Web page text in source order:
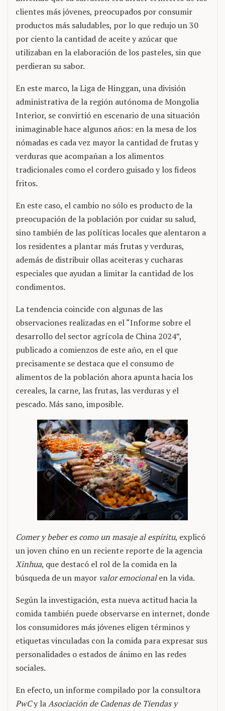
clientes más jóvenes, preocupados por consumir
productos más saludables, por lo que redujo un 30
por ciento la cantidad de aceite y azúcar que
utilizaban en la elaboración de los pasteles, sin que
perdieran su sabor.
En este marco, la Liga de Hinggan, una división
administrativa de la región autónoma de Mongolia
Interior, se convirtió en escenario de una situación
inimaginable hace algunos años: en la mesa de los
nómadas es cada vez mayor la cantidad de frutas y
verduras que acompañan a los alimentos
tradicionales como el cordero guisado y los fideos
fritos.
En este caso, el cambio no sólo es producto de la
preocupación de la población por cuidar su salud,
sino también de las políticas locales que alentaron a
los residentes a plantar más frutas y verduras,
además de distribuir ollas aceiteras y cucharas
especiales que ayudan a limitar la cantidad de los
condimentos.
La tendencia coincide con algunas de las
observaciones realizadas en el “Informe sobre el
desarrollo del sector agrícola de China 2024”,
publicado a comienzos de este año, en el que
precisamente se destaca que el consumo de
alimentos de la población ahora apunta hacia los
cereales, la carne, las frutas, las verduras y el
pescado. Más sano, imposible.
Comer y beber es como un masaje al espíritu, explicó
un joven chino en un reciente reporte de la agencia
Xinhua, que destacó el rol de la comida en la
búsqueda de un mayor valor emocionalen la vida.
Según la investigación, esta nueva actitud hacia la
comida también puede observarse en internet, donde
los consumidores más jóvenes eligen términos y
etiquetas vinculadas con la comida para expresar sus
personalidades o estados de ánimo en las redes
sociales.
En efecto, un informe compilado por la consultora
PwCy laAsociación de Cadenas de Tiendas y